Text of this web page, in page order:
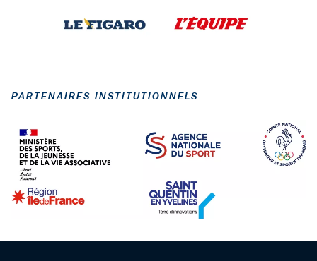
PARTENAIRES INSTITUTIONNELS